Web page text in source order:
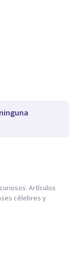
Artículos
célebres y